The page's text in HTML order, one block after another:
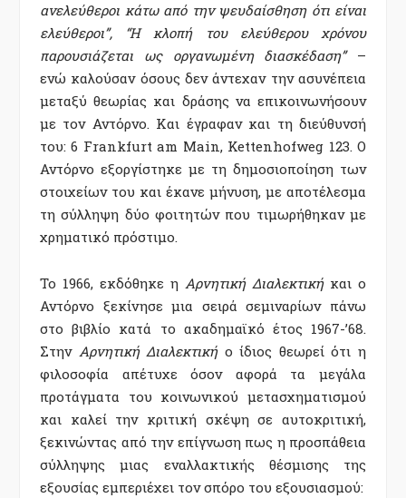
ανελεύθεροι κάτω από την ψευδαίσθηση ότι είναι
ελεύθεροι”, “Η κλοπή του ελεύθερου χρόνου
παρουσιάζεται ως οργανωμένη διασκέδαση” –
ενώ καλούσαν όσους δεν άντεχαν την ασυνέπεια
μεταξύ θεωρίας και δράσης να επικοινωνήσουν
με τον Αντόρνο. Και έγραφαν και τη διεύθυνσή
του: 6 Frankfurt am Main, Kettenhofweg 123. Ο
Αντόρνο εξοργίστηκε με τη δημοσιοποίηση των
στοιχείων του και έκανε μήνυση, με αποτέλεσμα
τη σύλληψη δύο φοιτητών που τιμωρήθηκαν με
χρηματικό πρόστιμο.
Το 1966, εκδόθηκε η Αρνητική Διαλεκτικήκαι ο
Αντόρνο ξεκίνησε μια σειρά σεμιναρίων πάνω
στο βιβλίο κατά το ακαδημαϊκό έτος 1967-’68.
Στην Αρνητική Διαλεκτικήο ίδιος θεωρεί ότι η
φιλοσοφία απέτυχε όσον αφορά τα μεγάλα
προτάγματα του κοινωνικού μετασχηματισμού
και καλεί την κριτική σκέψη σε αυτοκριτική,
ξεκινώντας από την επίγνωση πως η προσπάθεια
σύλληψης μιας εναλλακτικής θέσμισης της
εξουσίας εμπεριέχει τον σπόρο του εξουσιασμού: